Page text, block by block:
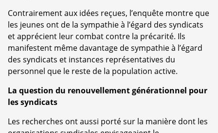
Contrairement aux idées reçues, l’enquête montre que
les jeunes ont de la sympathie à l’égard des syndicats
et apprécient leur combat contre la précarité. Ils
manifestent même davantage de sympathie à l’égard
des syndicats et instances représentatives du
personnel que le reste de la population active.
La question du renouvellement générationnel pour
les syndicats
Les recherches ont aussi porté sur la manière dont les